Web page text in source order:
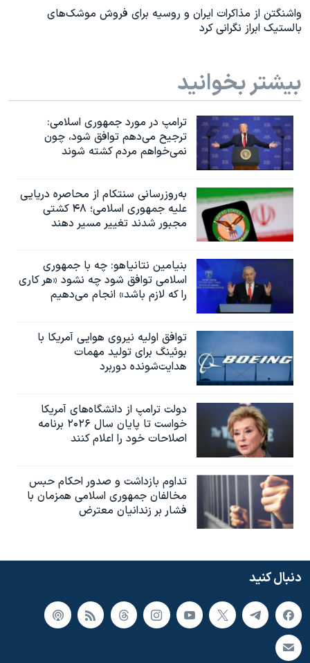
واشنگتن از مذاکرات ایران و روسیه برای فروش موشک‌های
بالستیک ابراز نگرانی کرد
بیشتر بخوانید
ترامپ در مورد جمهوری اسلامی:
ترجیح می‌دهم توافق شود، چون
نمی‌خواهم مردم کشته شوند
به‌روزرسانی سنتکام از محاصره دریایی
علیه جمهوری اسلامی؛ ۴۸ کشتی
مجبور شدند تغییر مسیر دهند
بنیامین نتانیاهو: چه با جمهوری
اسلامی توافق شود چه نشود «هر کاری
را که لازم باشد» انجام می‌دهیم
توافق اولیه نیروی هوایی آمریکا با
بوئينگ برای تولید مهمات
هدایت‌شونده دوربرد
دولت ترامپ از دانشگاه‌های آمریکا
خواست تا پایان سال ۲۰۲۶ برنامه
اصلاحات خود را اعلام کنند
تداوم بازداشت و صدور احکام حبس
مخالفان جمهوری اسلامی همزمان با
فشار بر زندانیان معترض
دنبال کنید